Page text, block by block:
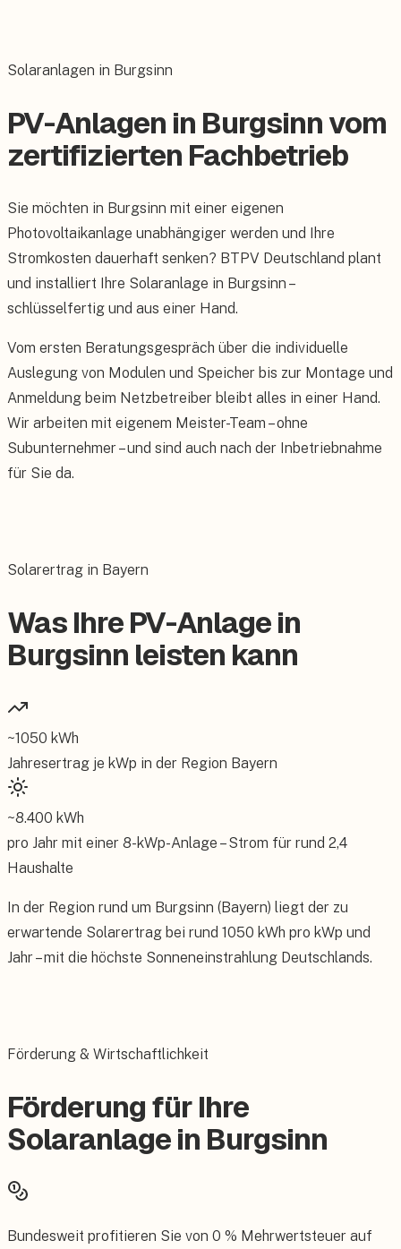
Solaranlagen in Burgsinn
PV-Anlagen in Burgsinn vom
zertifizierten Fachbetrieb
Sie möchten in Burgsinn mit einer eigenen
Photovoltaikanlage unabhängiger werden und Ihre
Stromkosten dauerhaft senken? BTPV Deutschland plant
und installiert Ihre Solaranlage in Burgsinn –
schlüsselfertig und aus einer Hand.
Vom ersten Beratungsgespräch über die individuelle
Auslegung von Modulen und Speicher bis zur Montage und
Anmeldung beim Netzbetreiber bleibt alles in einer Hand.
Wir arbeiten mit eigenem Meister-Team – ohne
Subunternehmer – und sind auch nach der Inbetriebnahme
für Sie da.
Solarertrag in Bayern
Was Ihre PV-Anlage in
Burgsinn leisten kann
~1050 kWh
Jahresertrag je kWp in der Region Bayern
~8.400 kWh
pro Jahr mit einer 8-kWp-Anlage – Strom für rund 2,4
Haushalte
In der Region rund um Burgsinn (Bayern) liegt der zu
erwartende Solarertrag bei rund 1050 kWh pro kWp und
Jahr – mit die höchste Sonneneinstrahlung Deutschlands.
Förderung & Wirtschaftlichkeit
Förderung für Ihre
Solaranlage in Burgsinn
Bundesweit profitieren Sie von 0 % Mehrwertsteuer auf